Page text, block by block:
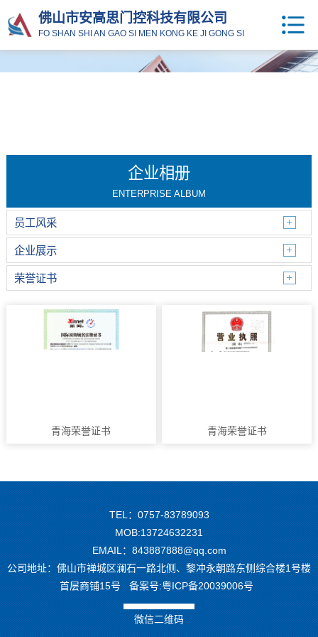
佛山市安高思门控科技有限公司
FO SHAN SHI AN GAO SI MEN KONG KE JI GONG SI
企业相册
ENTERPRISE ALBUM
员工风采
企业展示
荣誉证书
青海荣誉证书 青海荣誉证书
TEL：0757-83789093
MOB:13724632231
EMAIL：843887888@qq.com
公司地址：佛山市禅城区澜石一路北侧、黎冲永朝路东侧综合楼1号楼
首层商铺15号 备案号:粤ICP备20039006号
微信二维码